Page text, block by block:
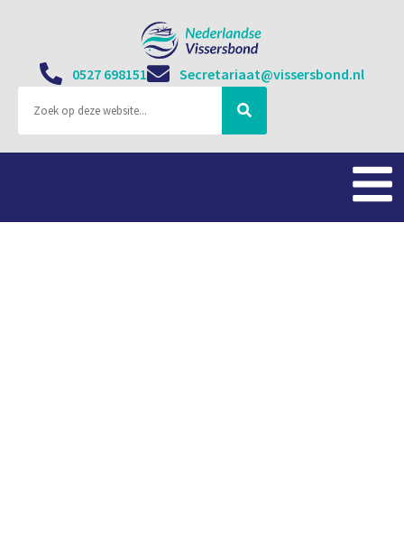
0527 698151 Secretariaat@vissersbond.nl